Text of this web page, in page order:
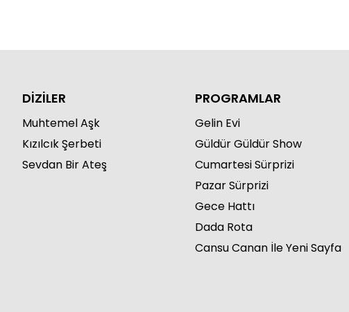
DİZİLER
Muhtemel Aşk
Kızılcık Şerbeti
Sevdan Bir Ateş
PROGRAMLAR
Gelin Evi
Güldür Güldür Show
Cumartesi Sürprizi
Pazar Sürprizi
Gece Hattı
Dada Rota
Cansu Canan İle Yeni Sayfa